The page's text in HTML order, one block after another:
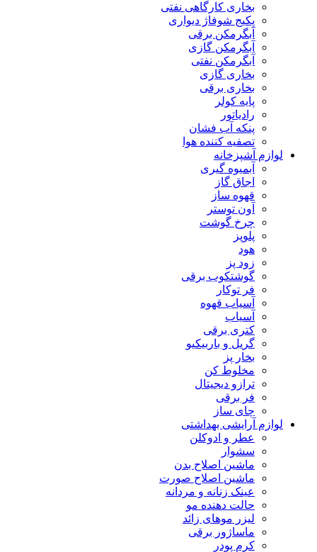
بخاری کارگاهی نفتی
پکیج شوفاژ دیواری
آبگرمکن برقی
آبگرمکن گازی
آبگرمکن نفتی
بخاری گازی
بخاری برقی
پایه کولر
رادیاتور
پنکه آب فشان
تصفیه کننده هوا
لوازم آشپزخانه
آبمیوه گیری
اجاق گاز
قهوه ساز
آون توستر
چرخ گوشت
پلوپز
هود
زود پز
گوشتکوب برقی
فر توکار
آسیاب قهوه
آسیاب
کتری برقی
گریل و باربیکیو
بخار پز
مخلوط کن
ترازو دیجیتال
فر برقی
چای ساز
لوازم آرایشی بهداشتی
عطر و ادوکلن
سشوار
ماشین اصلاح بدن
ماشین اصلاح صورت
عینک زنانه و مردانه
حالت دهنده مو
لیزر موهای زائد
ماساژور برقی
کرم پودر